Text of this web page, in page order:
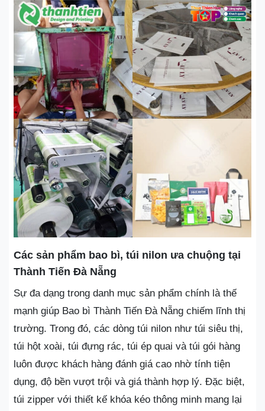
Các sản phẩm bao bì, túi nilon ưa chuộng tại
Thành Tiến Đà Nẵng
Sự đa dạng trong danh mục sản phẩm chính là thế
mạnh giúp Bao bì Thành Tiến Đà Nẵng chiếm lĩnh thị
trường. Trong đó, các dòng túi nilon như túi siêu thị,
túi hột xoài, túi đựng rác, túi ép quai và túi gói hàng
luôn được khách hàng đánh giá cao nhờ tính tiện
dụng, độ bền vượt trội và giá thành hợp lý. Đặc biệt,
túi zipper với thiết kế khóa kéo thông minh mang lại